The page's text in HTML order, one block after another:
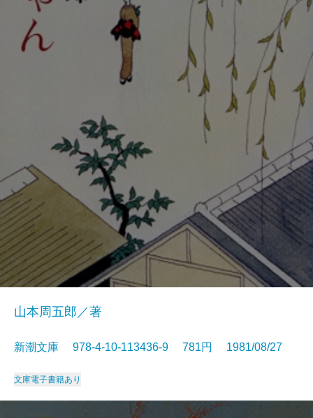
山本周五郎／著
新潮文庫 978-4-10-113436-9 781円 1981/08/27
文庫電子書籍あり